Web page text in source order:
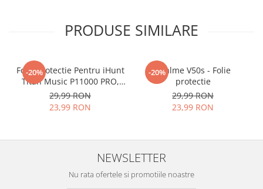
INTARESTEecranul!
Folia avand rezistenta 9H la
zgarieturi, asigura si un aspect
imaculat ecranului pe timp
indelungat
functionalitatea normala si
utilizarea confortabila a
telefonului.
PRODUSE SIMILARE
-20%
Folie Protectie Pentru iHunt
Titan Music P11000 PRO,
VDOO
29,99 RON
23,99 RON
-20%
Realme V50s - Folie
protectie
29,99 RON
23,99 RON
NEWSLETTER
Nu rata ofertele si promotiile noastre